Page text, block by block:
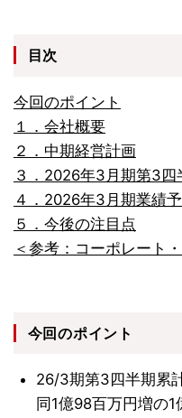
目次
今回のポイント
１．会社概要
２．中期経営計画
３．2026年3月期第3四
４．2026年3月期業績
５．今後の注目点
＜参考：コーポレート
今回のポイント
26/3期第3四半期累
同1億98百万円増の